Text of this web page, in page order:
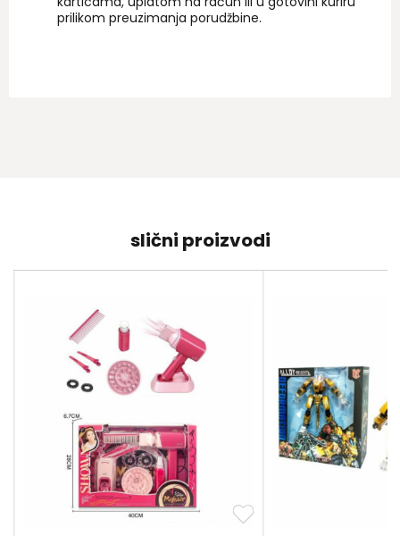
prilikom preuzimanja porudžbine.
slični proizvodi